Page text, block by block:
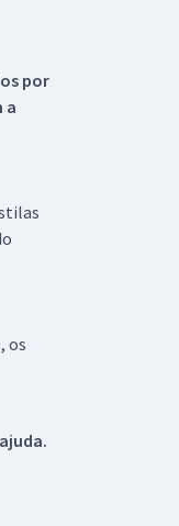
por
a
os